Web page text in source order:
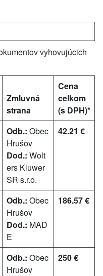
vyhovujúcich
Zmluvná
strana
Cena
celkom
(s DPH)*
Odb.: Obec
Hrušov
Dod.: Wolt
ers Kluwer
SR s.r.o.
42.21 €
Odb.: Obec
Hrušov
Dod.: MAD
E
186.57 €
Odb.: Obec
Hrušov
250 €